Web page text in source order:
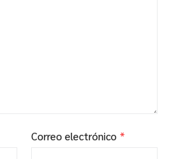
Correo electrónico *